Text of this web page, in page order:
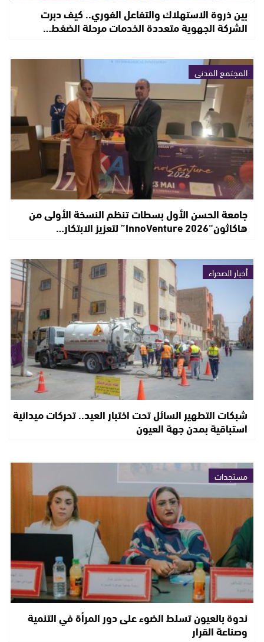
بين ذروة الاستهلاك والتفاعل الفوري.. كيف دبرت
الشركة الجهوية متعددة الخدمات مرحلة الضغط…
المجتمع المدني
جامعة الحسن الأول بسطات تنظم النسخة الأولى من
هاكاثون“InnoVenture 2026” لتعزيز الابتكار…
أخبار الصحراء
شبكات التطهير السائل تحت اختبار العيد.. تحركات ميدانية
استباقية بمدن جهة العيون
مستجدات
ندوة بالعيون تسلط الضوء على دور المرأة في التنمية
وصناعة القرار